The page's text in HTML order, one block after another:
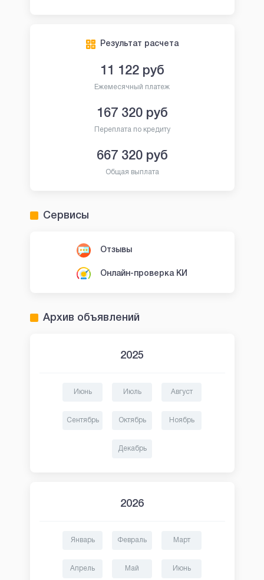
Результат расчета
11 122руб
Ежемесячный платеж
167 320руб
Переплата по кредиту
667 320руб
Общая выплата
Сервисы
Отзывы
Онлайн-проверка КИ
Архив объявлений
2025
Июнь Июль Август
Сентябрь Октябрь Ноябрь
Декабрь
2026
Январь Февраль Март
Апрель Май Июнь